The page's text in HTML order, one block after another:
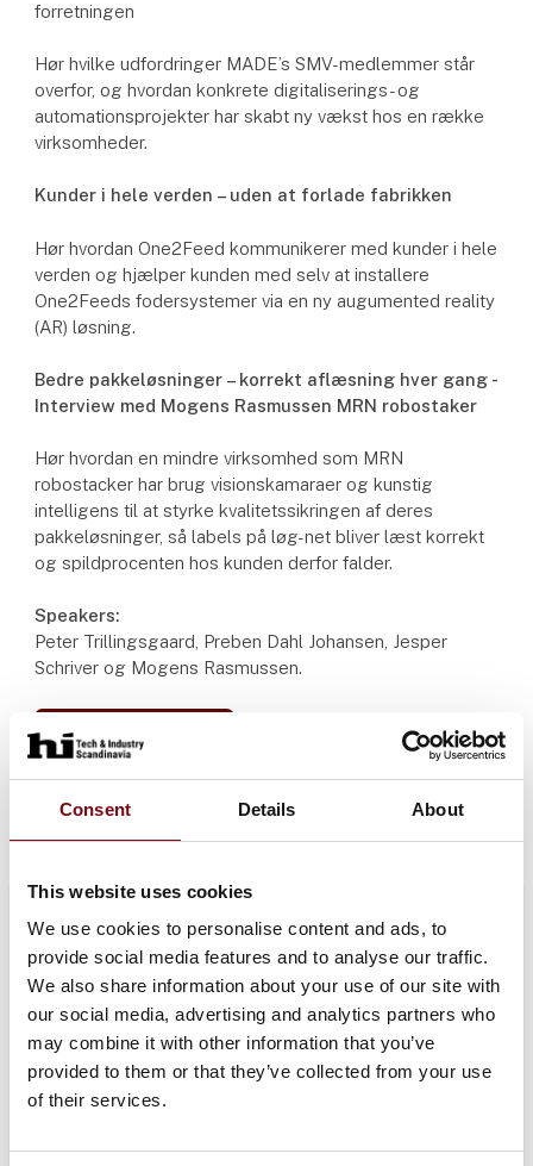
Consent Details About
This website uses cookies
We use cookies to personalise content and ads, to
provide social media features and to analyse our traffic.
We also share information about your use of our site with
our social media, advertising and analytics partners who
may combine it with other information that you’ve
provided to them or that they’ve collected from your use
of their services.
forretningen
Hør hvilke udfordringer MADE’s SMV-medlemmer står
overfor, og hvordan konkrete digitaliserings- og
automationsprojekter har skabt ny vækst hos en række
virksomheder.
Kunder i hele verden – uden at forlade fabrikken
Hør hvordan One2Feed kommunikerer med kunder i hele
verden og hjælper kunden med selv at installere
One2Feeds fodersystemer via en ny augumented reality
(AR) løsning.
Bedre pakkeløsninger – korrekt aflæsning hver gang -
Interview med Mogens Rasmussen MRN robostaker
Hør hvordan en mindre virksomhed som MRN
robostacker har brug visionskamaraer og kunstig
intelligens til at styrke kvalitetssikringen af deres
pakkeløsninger, så labels på løg-net bliver læst korrekt
og spildprocenten hos kunden derfor falder.
Speakers:
Peter Trillingsgaard, Preben Dahl Johansen, Jesper
Schriver og Mogens Rasmussen.